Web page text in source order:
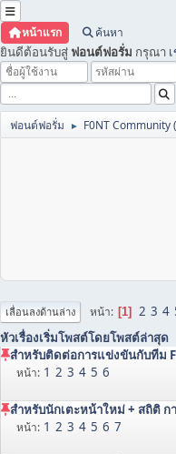
หน้าแรก ค้นหา
ยินดีต้อนรับสู่ ฟอนต์ฟอรั่ม กรุณา
ฟอนต์ฟอรั่ม ► F0NT Community
เลื่อนลงด้านล่าง หน้า 1 2 3 4
หัวเรื่องเริ่มโพสต์โดยโพสต์ล่าสุด
สำหรับติดต่อการแข่งขันกับทีม
หน้า 1 2 3 4 5 6
สำหรับนักเตะหน้าใหม่ + สถิติ ก
หน้า 1 2 3 4 5 6 7